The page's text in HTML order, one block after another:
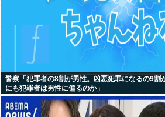
警察「犯罪者の8割が男性。凶悪犯罪になるの9割
にも犯罪者は男性に偏るのか」